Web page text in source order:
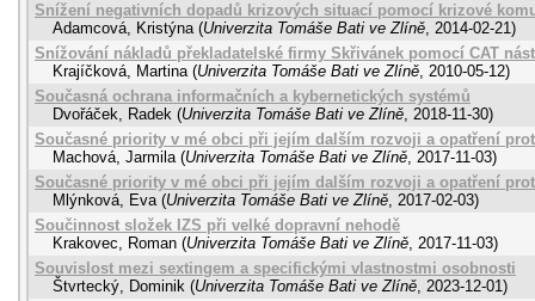
Snížení negativních dopadů krizových situací pomocí krizové
Adamcová, Kristýna (Univerzita Tomáše Bati ve Zlíně, 2014-02-21)
Snížování nákladů překladatelské firmy Skřivánek pomocí CAT
Krajíčková, Martina (Univerzita Tomáše Bati ve Zlíně, 2010-05-12)
Současná ochrana informačních a kybernetických systémů
Dvořáček, Radek (Univerzita Tomáše Bati ve Zlíně, 2018-11-30)
Současné priority v mé obci při jejím dalším rozvoji a opatření
Machová, Jarmila (Univerzita Tomáše Bati ve Zlíně, 2017-11-03)
Současné priority v mé obci při jejím dalším rozvoji a opatření
Mlýnková, Eva (Univerzita Tomáše Bati ve Zlíně, 2017-02-03)
Součinnost složek IZS při velké dopravní nehodě
Krakovec, Roman (Univerzita Tomáše Bati ve Zlíně, 2017-11-03)
Souvislost mezi sextingem a specifickými vlastnostmi osobnosti
Štvrtecký, Dominik (Univerzita Tomáše Bati ve Zlíně, 2023-12-01)